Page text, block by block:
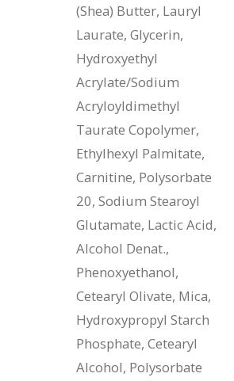
(Shea) Butter, Lauryl
Laurate, Glycerin,
Hydroxyethyl
Acrylate/Sodium
Acryloyldimethyl
Taurate Copolymer,
Ethylhexyl Palmitate,
Carnitine, Polysorbate
20, Sodium Stearoyl
Glutamate, Lactic Acid,
Alcohol Denat.,
Phenoxyethanol,
Cetearyl Olivate, Mica,
Hydroxypropyl Starch
Phosphate, Cetearyl
Alcohol, Polysorbate